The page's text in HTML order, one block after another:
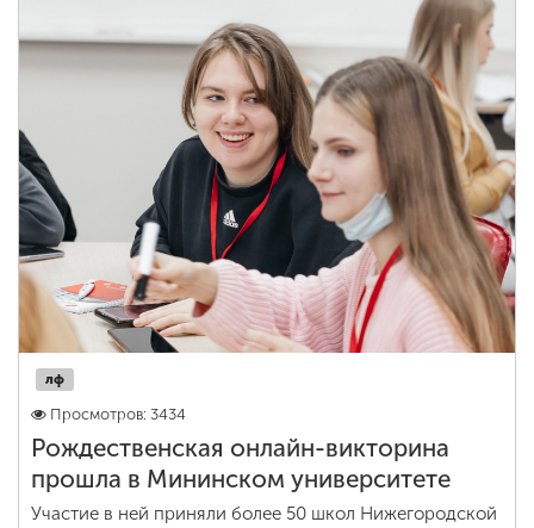
лф
Просмотров: 3434
Рождественская онлайн-викторина
прошла в Мининском университете
Участие в ней приняли более 50 школ Нижегородской